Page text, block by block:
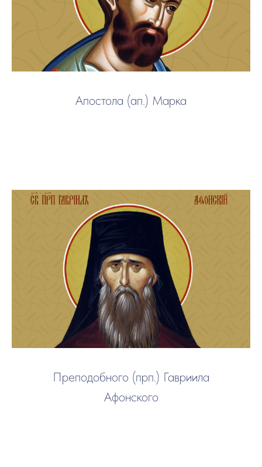
Апостола (ап.) Марка
Преподобного (прп.) Гавриила
Афонского